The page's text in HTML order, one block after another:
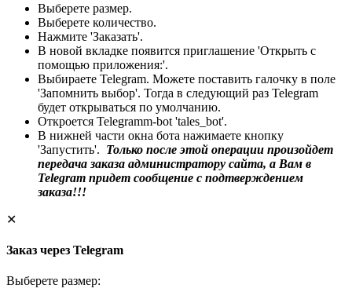
Выберете размер.
Выберете количество.
Нажмите 'Заказать'.
В новой вкладке появится приглашение 'Открыть с
помощью приложения:'.
Выбираете Telegram. Можете поставить галочку в поле
'Запомнить выбор'. Тогда в следующий раз Telegram
будет открываться по умолчанию.
Откроется Telegramm-bot 'tales_bot'.
В нижней части окна бота нажимаете кнопку
'Запустить'. Только после этой операции произойдет
передача заказа администратору сайта, а Вам в
Telegram придет сообщение с подтверждением
заказа!!!
✕
Заказ через Telegram
Выберете размер: